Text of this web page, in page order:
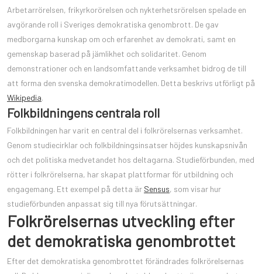
Arbetarrörelsen, frikyrkorörelsen och nykterhetsrörelsen spelade en
avgörande roll i Sveriges demokratiska genombrott. De gav
medborgarna kunskap om och erfarenhet av demokrati, samt en
gemenskap baserad på jämlikhet och solidaritet. Genom
demonstrationer och en landsomfattande verksamhet bidrog de till
att forma den svenska demokratimodellen. Detta beskrivs utförligt på
Wikipedia.
Folkbildningens centrala roll
Folkbildningen har varit en central del i folkrörelsernas verksamhet.
Genom studiecirklar och folkbildningsinsatser höjdes kunskapsnivån
och det politiska medvetandet hos deltagarna. Studieförbunden, med
rötter i folkrörelserna, har skapat plattformar för utbildning och
engagemang. Ett exempel på detta är Sensus, som visar hur
studieförbunden anpassat sig till nya förutsättningar.
Folkrörelsernas utveckling efter
det demokratiska genombrottet
Efter det demokratiska genombrottet förändrades folkrörelsernas